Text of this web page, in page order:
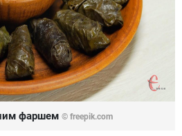
фаршем © freepik.com